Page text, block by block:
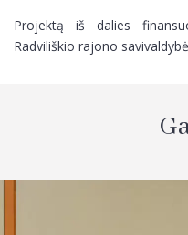
Projektą iš dalies
Radviliškio rajono